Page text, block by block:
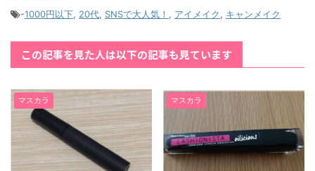
-1000円以下, 20代, SNSで大人気！ , アイメイク, キャンメイク
この記事を見た人は以下の記事も見ています
マスカラ マスカラ